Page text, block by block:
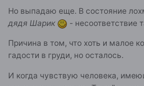
Но выпадаю еще. В состояние
дядя Шарик
- несоответствие
Причина в том, что хоть и малое
гадости в груди, но осталось.
И когда чувствую человека,